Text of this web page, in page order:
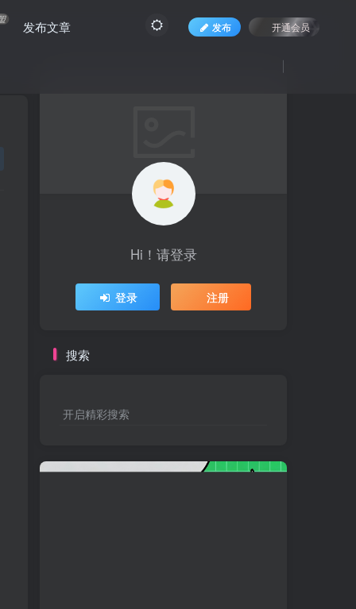
发布文章 发布 开通会员
Hi！请登录
登录 注册
搜索
开启精彩搜索